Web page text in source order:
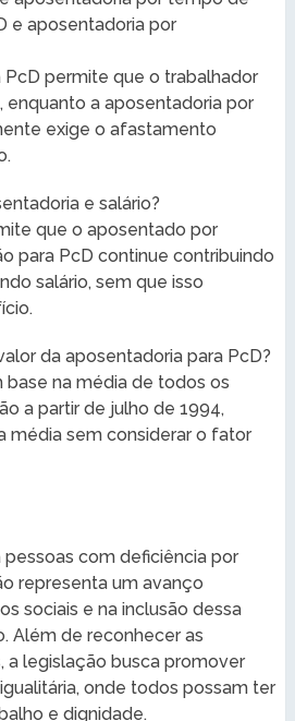
e aposentadoria por
permite que o trabalhador
enquanto a aposentadoria por
exige o afastamento
e salário?
que o aposentado por
para PcD continue contribuindo
salário, sem que isso
da aposentadoria para PcD?
na média de todos os
a partir de julho de 1994,
média sem considerar o fator
com deficiência por
representa um avanço
sociais e na inclusão dessa
Além de reconhecer as
a legislação busca promover
onde todos possam ter
e dignidade.